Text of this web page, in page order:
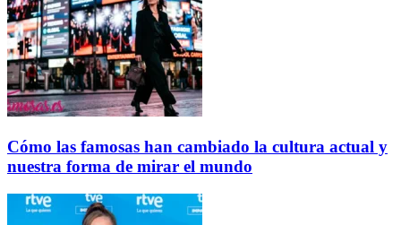
Cómo las famosas han cambiado la cultura actual y
nuestra forma de mirar el mundo